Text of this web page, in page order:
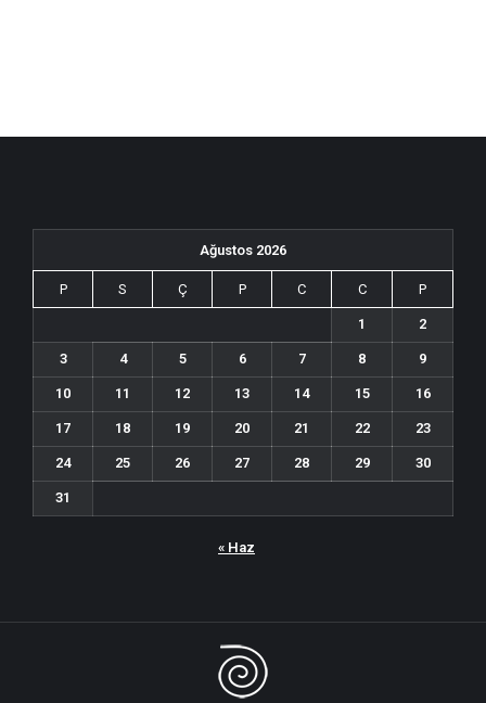
Ağustos 2026
P S Ç P C C P
1 2
3 4 5 6 7 8 9
10 11 12 13 14 15 16
17 18 19 20 21 22 23
24 25 26 27 28 29 30
31
« Haz